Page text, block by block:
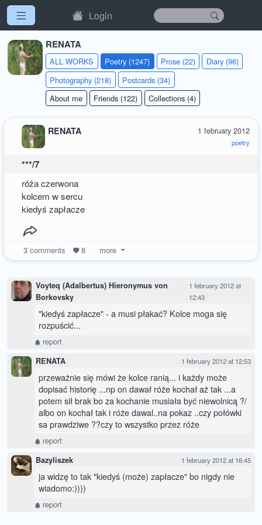
Login
RENATA
ALL WORKS Poetry (1247) Prose (22)
Diary (96)
Photography (218)
Postcards (34)
About me
Friends (122) Collections (4)
1 february 2012
poetry
RENATA
***/7
róża czerwona
kolcem w sercu
kiedyś zapłacze
3comments 8 more
Voyteq (Adalbertus) Hieronymus von
Borkovsky
1 february 2012 at
12:43
"kiedyś zapłacze" - a musi płakać? Kolce moga się
rozpuścić...
report
RENATA 1 february 2012 at 12:53
przeważnie się mówi że kolce ranią... i każdy może
dopisać historię ...np on dawał róże kochał aż tak ...a
potem sił brak bo za kochanie musiała być niewolnicą ?/
albo on kochał tak i róże dawal..na pokaz ..czy połówki
sa prawdziwe ??czy to wszystko przez róże
report
Bazyliszek 1 february 2012 at 16:45
ja widzę to tak "kiedyś (może) zapłacze" bo nigdy nie
wiadomo:))))
report